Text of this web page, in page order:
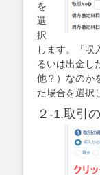
を
選
択
します。「収
るいは出金し
他？）なのか
た場合を選択
２-1.取引